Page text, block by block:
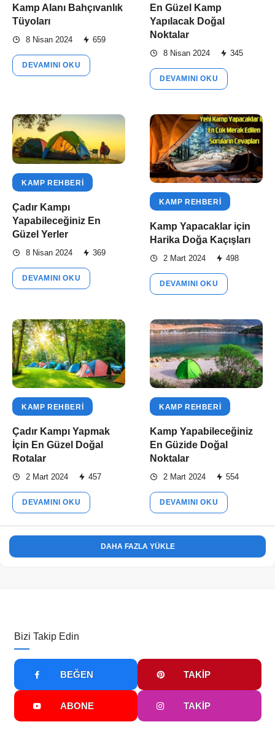
Kamp Alanı Bahçıvanlık
Tüyoları
8 Nisan 2024 659
DEVAMINI OKU
En Güzel Kamp
Yapılacak Doğal
Noktalar
8 Nisan 2024 345
DEVAMINI OKU
KAMP REHBERI
Çadır Kampı
Yapabileceğiniz En
Güzel Yerler
8 Nisan 2024 369
DEVAMINI OKU
KAMP REHBERI
Kamp Yapacaklar için
Harika Doğa Kaçışları
2 Mart 2024 498
DEVAMINI OKU
KAMP REHBERI
Çadır Kampı Yapmak
İçin En Güzel Doğal
Rotalar
2 Mart 2024 457
DEVAMINI OKU
KAMP REHBERI
Kamp Yapabileceğiniz
En Güzide Doğal
Noktalar
2 Mart 2024 554
DEVAMINI OKU
DAHA FAZLA YÜKLE
Bizi Takip Edin
BEĞEN TAKIP
ABONE TAKIP